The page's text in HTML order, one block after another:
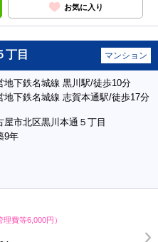
お気に入り
丁目 マンション
地下鉄名城線 黒川駅/徒歩10分
地下鉄名城線 志賀本通駅/徒歩17分
屋市北区黒川本通５丁目
9年
理費等6,000円）